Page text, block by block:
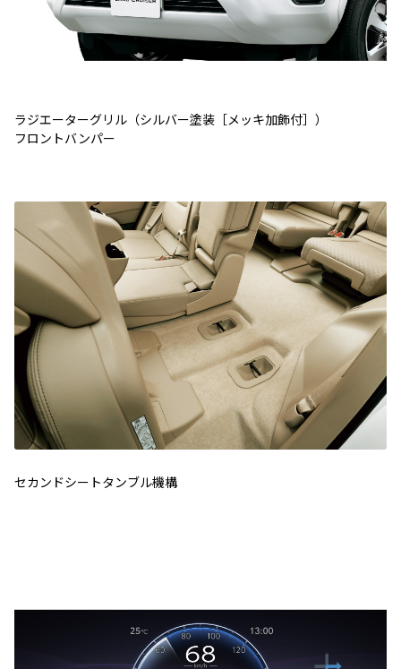
ラジエーターグリル（シルバー塗装［メッキ加飾付］）
フロントバンパー
セカンドシートタンブル機構